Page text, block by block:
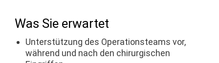
Was Sie erwartet
Unterstützung des Operationsteams vor,
während und nach den chirurgischen